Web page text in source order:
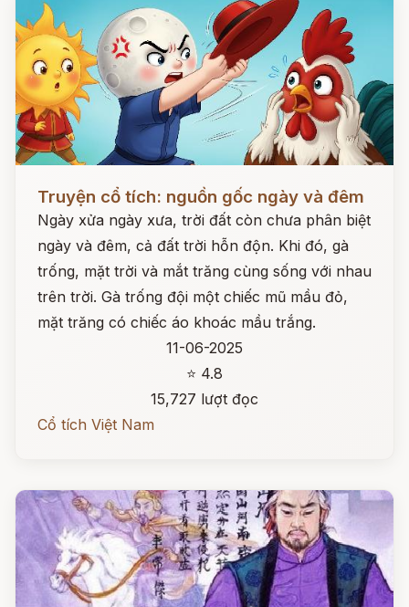
Truyện cổ tích: nguồn gốc ngày và đêm
Ngày xửa ngày xưa, trời đất còn chưa phân biệt
ngày và đêm, cả đất trời hỗn độn. Khi đó, gà
trống, mặt trời và mắt trăng cùng sống với nhau
trên trời. Gà trống đội một chiếc mũ mầu đỏ,
mặt trăng có chiếc áo khoác mầu trắng.
11-06-2025
⭐ 4.8
15,727 lượt đọc
Cổ tích Việt Nam